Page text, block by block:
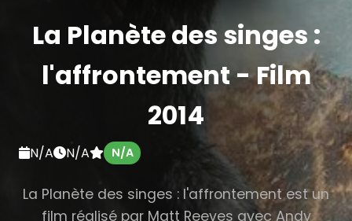
La Planète des singes :
l'affrontement - Film
2014
N/A N/A N/A
La Planète des singes : l'affrontement est un
film réalisé par Matt Reeves avec Andy